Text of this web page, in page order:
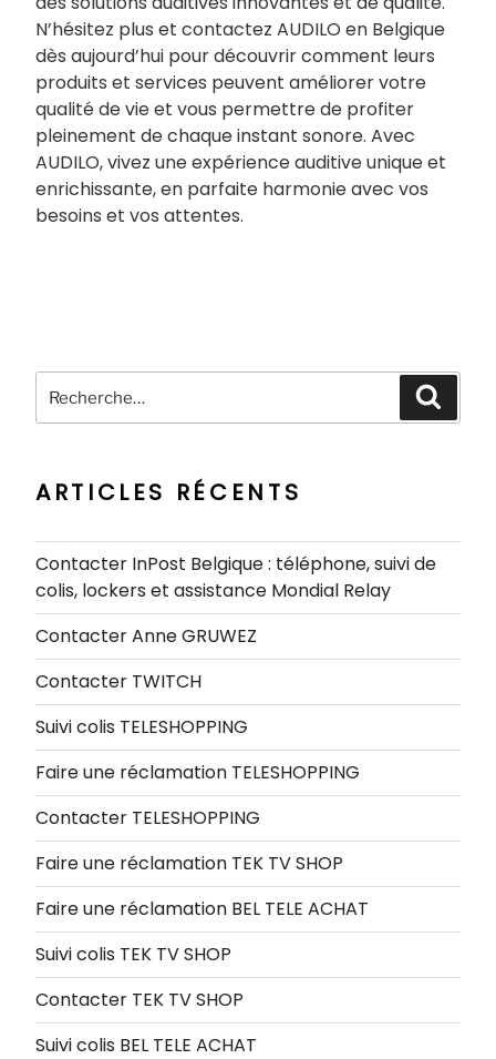
N’hésitez plus et contactez AUDILO en Belgique
dès aujourd’hui pour découvrir comment leurs
produits et services peuvent améliorer votre
qualité de vie et vous permettre de profiter
pleinement de chaque instant sonore. Avec
AUDILO, vivez une expérience auditive unique et
enrichissante, en parfaite harmonie avec vos
besoins et vos attentes.
pour
ARTICLES RÉCENTS
Contacter InPost Belgique : téléphone, suivi de
colis, lockers et assistance Mondial Relay
Contacter Anne GRUWEZ
Contacter TWITCH
Suivi colis TELESHOPPING
Faire une réclamation TELESHOPPING
Contacter TELESHOPPING
Faire une réclamation TEK TV SHOP
Faire une réclamation BEL TELE ACHAT
Suivi colis TEK TV SHOP
Contacter TEK TV SHOP
Suivi colis BEL TELE ACHAT